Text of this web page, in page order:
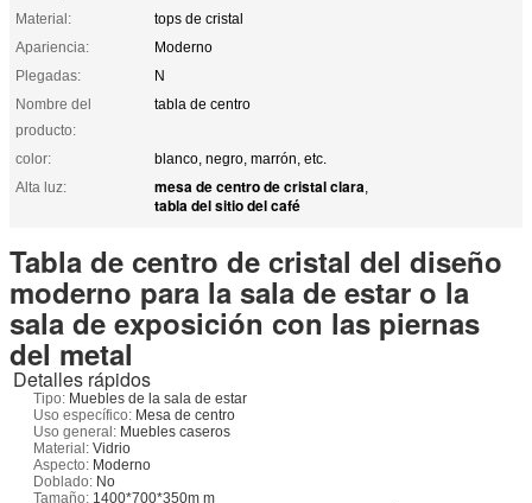
Material:
tops de cristal
Apariencia:
Moderno
Plegadas:
N
Nombre del
producto:
tabla de centro
color:
blanco, negro, marrón, etc.
Alta luz:
mesa de centro de cristal clara,
tabla del sitio del café
Tabla de centro de cristal del diseño
moderno para la sala de estar o la
sala de exposición con las piernas
del metal
Detalles rápidos
Tipo: Muebles de la sala de estar
Uso específico: Mesa de centro
Uso general: Muebles caseros
Material: Vidrio
Aspecto: Moderno
Doblado: No
Tamaño: 1400*700*350m m